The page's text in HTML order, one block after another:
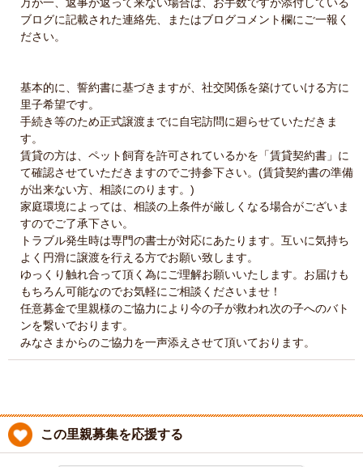
ブログに記載された連絡先、またはブログコメント欄にご一報く
ださい。
基本的に、誓約書に基づきますが、社交関係を築けていける方に
里子希望です。
手続き等のため正式譲渡までに自宅訪問に廻らせていただきま
す。
賃貸の方は、ペット飼育を許可されているかを「賃貸契約書」に
て確認させていただきますのでご持参下さい。(賃貸契約書の準備
が出来ない方、相談にのります。)
家庭環境によっては、相談の上条件が厳しくなる場合がございま
すのでご了承下さい。
トラブル発生時は専門の書士が対応にあたります。互いに気持ち
よく円滑に譲渡を行える方でお願い致します。
ゆっくり触れ合って頂く為にご理解お願いいたします。お届けも
もちろん可能なのでお気軽にご相談くださいませ！
任意募金で里親様のご協力により今の子が救われ次の子へのバト
ンを繋いでおります。
みなさまからのご協力を一声添えさせて頂いております。
この里親募集を応援する